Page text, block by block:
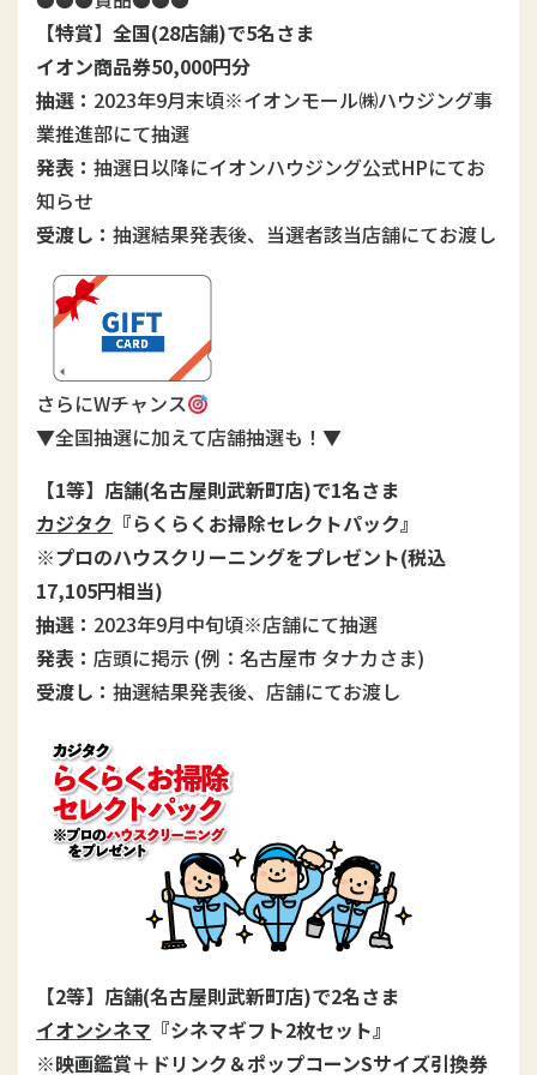
【特賞】全国(28店舗)で5名さま
イオン商品券50,000円分
抽選： 2023年9月末頃※イオンモール㈱ハウジング事
業推進部にて抽選
発表： 抽選日以降にイオンハウジング公式HPにてお
知らせ
受渡し： 抽選結果発表後、当選者該当店舗にてお渡し
さらにWチャンス
▼全国抽選に加えて店舗抽選も！▼
【1等】店舗(名古屋則武新町店)で1名さま
カジタク 『らくらくお掃除セレクトパック』
※プロのハウスクリーニングをプレゼント(税込
17,105円相当)
抽選： 2023年9月中旬頃※店舗にて抽選
発表： 店頭に掲示 (例：名古屋市 タナカさま)
受渡し： 抽選結果発表後、店舗にてお渡し
【2等】店舗(名古屋則武新町店)で2名さま
イオンシネマ 『シネマギフト2枚セット』
※映画鑑賞＋ドリンク＆ポップコーンSサイズ引換券